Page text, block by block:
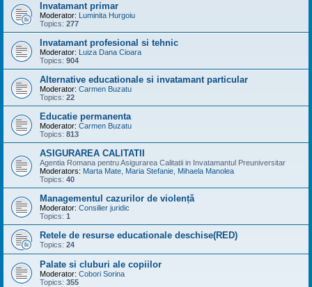
Invatamant primar
Moderator: Luminita Hurgoiu
Topics: 277
Invatamant profesional si tehnic
Moderator: Luiza Dana Cioara
Topics: 904
Alternative educationale si invatamant particular
Moderator: Carmen Buzatu
Topics: 22
Educatie permanenta
Moderator: Carmen Buzatu
Topics: 813
ASIGURAREA CALITATII
Agentia Romana pentru Asigurarea Calitatii in Invatamantul Preuniversitar
Moderators: Marta Mate Maria Stefanie Mihaela Manolea
Topics: 40
Managementul cazurilor de violență
Moderator: Consilier juridic
Topics: 1
Retele de resurse educationale deschise(RED)
Topics: 24
Palate si cluburi ale copiilor
Moderator: Cobori Sorina
Topics: 355